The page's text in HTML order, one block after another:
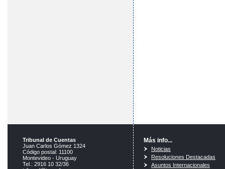
Tribunal de Cuentas
Juan Carlos Gómez 1324
Código postal: 11100
Montevideo - Uruguay
Tel.: 2916 10 32/36
Más info...
Noticias
Resoluciones Destacadas
Asuntos Internacionales